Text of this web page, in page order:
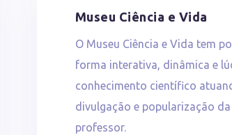
Museu Ciência e Vida
O Museu Ciência e Vida tem
forma interativa, dinâmica e
conhecimento científico
divulgação e popularização
professor.